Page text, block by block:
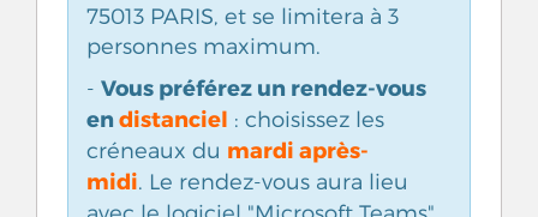
75013 PARIS, et se limitera à 3
personnes maximum.
- Vous préférez un rendez-vous
endistanciel : choisissez les
créneaux du mardi après-
midi. Le rendez-vous aura lieu